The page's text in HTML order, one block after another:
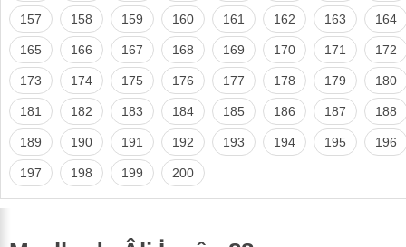
157 158 159 160 161 162 163 164
165 166 167 168 169 170 171 172
173 174 175 176 177 178 179 180
181 182 183 184 185 186 187 188
189 190 191 192 193 194 195 196
197 198 199 200